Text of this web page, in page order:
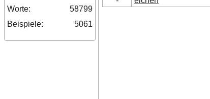
Worte:
58799
Beispiele:
5061